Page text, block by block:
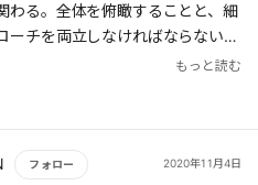
もし今ジレンマに囲まれながらも
ゃいけない立場にいるとするなら
一無二の「何だか説明できないす
獲得している瞬間のはずだから、
の主旨からズレたw）
わる。全体を俯瞰することと、細
ーチを両立しなければならない。
、工程、人を接続し、一つのスト
説している点が面白い。ただし、
もっと読む
フォロー 2020年11月4日